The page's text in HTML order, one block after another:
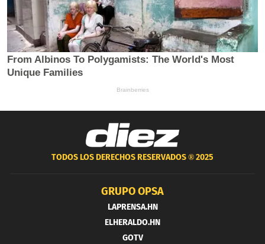
TODOS LOS DERECHOS RESERVADOS ®2025
GRUPO OPSA
LAPRENSA.HN
ELHERALDO.HN
GOTV